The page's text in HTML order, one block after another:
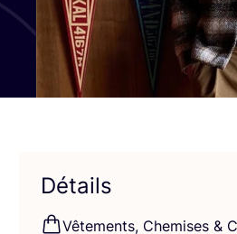
Détails
Vête­ments, Che­mises &